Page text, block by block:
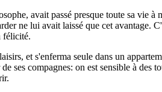
avait passé presque toute sa vie
ne lui avait laissé que cet avantage.
félicité.
et s'enferma seule dans un
ses compagnes: on est sensible à